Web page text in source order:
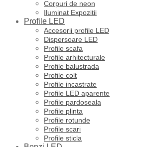
Corpuri de neon
Iluminat Expozitii
Profile LED
Accesorii profile LED
Dispersoare LED
Profile scafa
Profile arhitecturale
Profile balustrada
Profile colt
Profile incastrate
Profile LED aparente
Profile pardoseala
Profile plinta
Profile rotunde
Profile scari
Profile sticla